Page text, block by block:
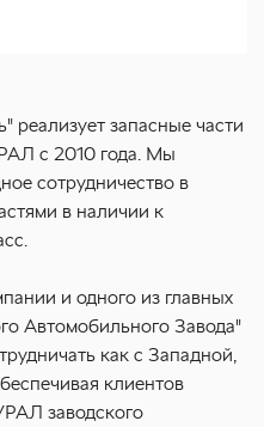
реализует запасные части
c 2010 года. Мы
сотрудничество в
в наличии к
и одного из главных
Автомобильного Завода"
как с Западной,
клиентов
заводского